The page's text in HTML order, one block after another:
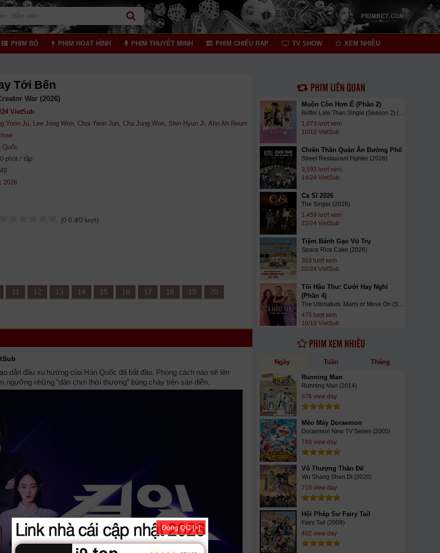
PHIM BỘ PHIM HOẠT HÌNH PHIM THUYẾT MINH PHIM CHIẾU RẠP TV SHOW XEM NHIỀU
Tới Bến
War (2026)
24 VietSub
Yoon Ju, Lee Jong Won, Choi Yeon Jun, Cha Jung Won, Shin Hyun Ji, Ahn Ah Reum
Quốc
phút / tập
(0.0 đ/0 lượt)
11 12 13 14 15 16 17 18 19
20
dẫn đầu xu hướng của Hàn Quốc đã bắt đầu. Phong cách nào sẽ lên
ngưỡng những ‟dân chơi thời thượng‟ bùng cháy trên sàn diễn.
PHIM LIÊN QUAN
Muộn Còn Hơn Ế (Phần 2)
Better Late Than Single (Season 2) (2026)
1,073 lượt xem
10/10 VietSub
Chiến Thần Quán Ăn Đường Phố
Street Restaurant Fighter (2026)
3,593 lượt xem
14/24 VietSub
Ca Sĩ 2026
The Singer (2026)
1,459 lượt xem
22/24 VietSub
Tiệm Bánh Gạo Vũ Trụ
Space Rice Cake (2026)
303 lượt xem
02/24 VietSub
Tối Hậu Thư: Cưới Hay Nghỉ
(Phần 4)
The Ultimatum: Marry or Move On (Season 4) (2026)
475 lượt xem
10/10 VietSub
PHIM XEM NHIỀU
Ngày Tuần Tháng
Running Man
Running Man (2014)
876 view day
Mèo Máy Doraemon
Doraemon New TV Series (2005)
748 view day
Vô Thượng Thần Đế
Wu Shang Shen Di (2020)
710 view day
Hội Pháp Sư Fairy Tail
Fairy Tail (2009)
402 view day
Đóng QC [×]